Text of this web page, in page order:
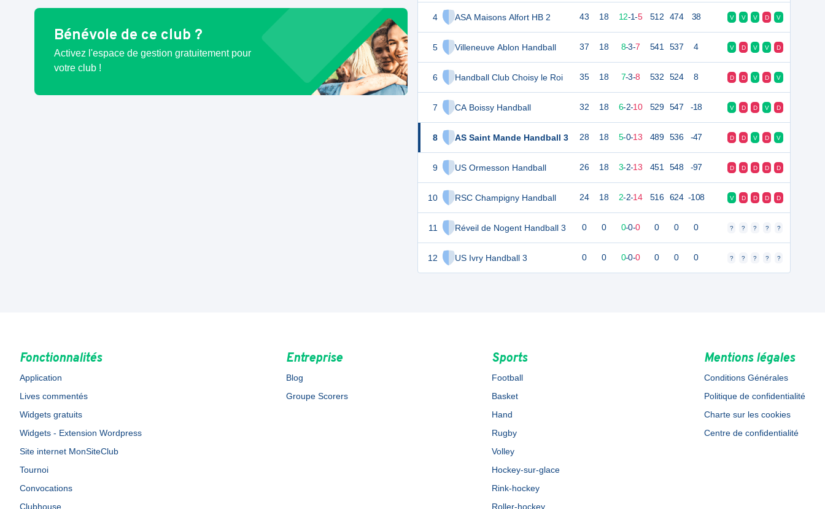
Bénévole de ce club ?
Activez l'espace de gestion gratuitement pour
votre club !
4 ASA Maisons Alfort HB 2
5 Villeneuve Ablon Handball
6 Handball Club Choisy le Roi
7 CA Boissy Handball
8 AS Saint Mande Handball 3
9 US Ormesson Handball
10 RSC Champigny Handball
11 Réveil de Nogent Handball 3
12 US Ivry Handball 3
43 18 12-1-5 512 474 38 V V V D V
37 18 8-3-7 541 537 4 V D V V D
35 18 7-3-8 532 524 8 D D V D V
32 18 6-2-10 529 547 -18 V D D V D
28 18 5-0-13 489 536 -47 D D V D V
26 18 3-2-13 451 548 -97 D D D D D
24 18 2-2-14 516 624 -108 V D D D D
0 0 0-0-0 0 0 0 ? ? ? ? ?
0 0 0-0-0 0 0 0 ? ? ? ? ?
Fonctionnalités
Application
Lives commentés
Widgets gratuits
Widgets - Extension Wordpress
Site internet MonSiteClub
Tournoi
Convocations
Clubhouse
Entreprise
Blog
Groupe Scorers
Sports
Football
Basket
Hand
Rugby
Volley
Hockey-sur-glace
Rink-hockey
Roller-hockey
Mentions légales
Conditions Générales
Politique de confidentialité
Charte sur les cookies
Centre de confidentialité